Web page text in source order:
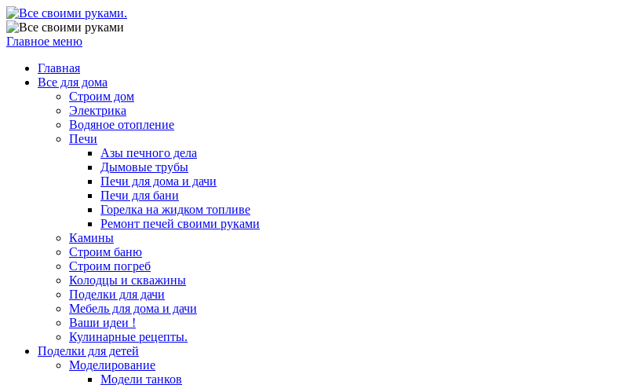
Главное меню
Главная
Все для дома
Строим дом
Электрика
Водяное отопление
Печи
Азы печного дела
Дымовые трубы
Печи для дома и дачи
Печи для бани
Горелка на жидком топливе
Ремонт печей своими руками
Камины
Строим баню
Строим погреб
Колодцы и скважины
Поделки для дачи
Мебель для дома и дачи
Ваши идеи !
Кулинарные рецепты.
Поделки для детей
Моделирование
Модели танков